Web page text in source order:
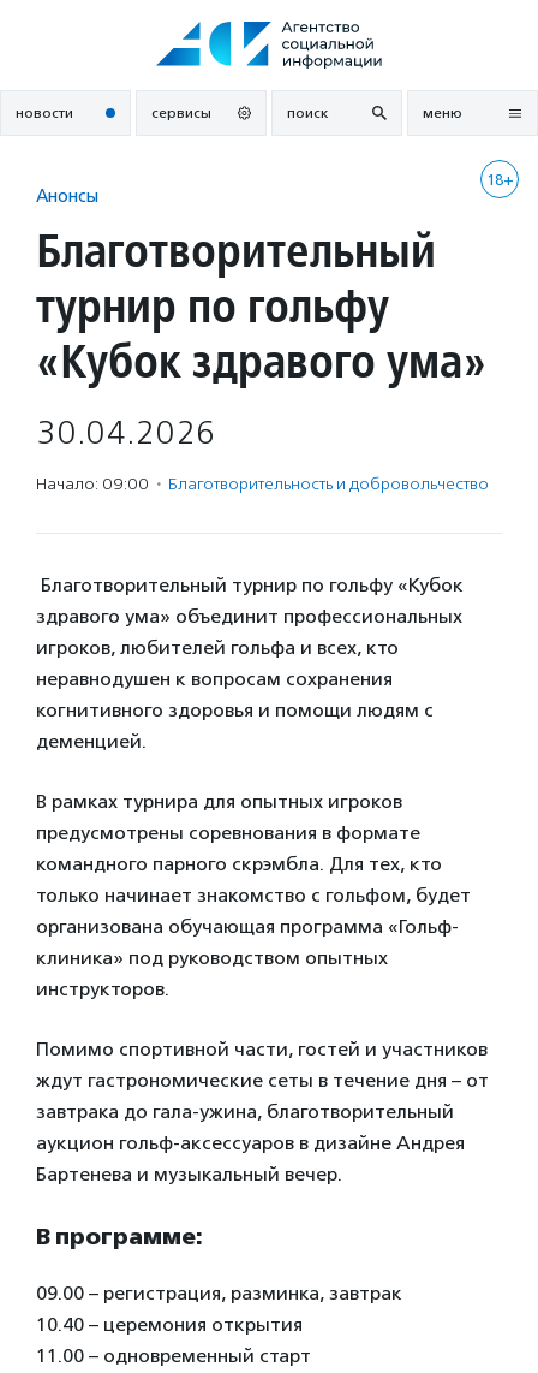
новости сервисы поиск меню
18+
Анонсы
Благотворительный
турнир по гольфу
«Кубок здравого ума»
30.04.2026
Начало: 09:00 · Благотвори­тель­ность и доброволь­чест­во
Благотворительный турнир по гольфу «Кубок
здравого ума» объединит профессиональных
игроков, любителей гольфа и всех, кто
неравнодушен к вопросам сохранения
когнитивного здоровья и помощи людям с
деменцией.
В рамках турнира для опытных игроков
предусмотрены соревнования в формате
командного парного скрэмбла. Для тех, кто
только начинает знакомство с гольфом, будет
организована обучающая программа «Гольф-
клиника» под руководством опытных
инструкторов.
Помимо спортивной части, гостей и участников
ждут гастрономические сеты в течение дня – от
завтрака до гала-ужина, благотворительный
аукцион гольф-аксессуаров в дизайне Андрея
Бартенева и музыкальный вечер.
В программе:
09.00 – регистрация, разминка, завтрак
10.40 – церемония открытия
11.00 – одновременный старт